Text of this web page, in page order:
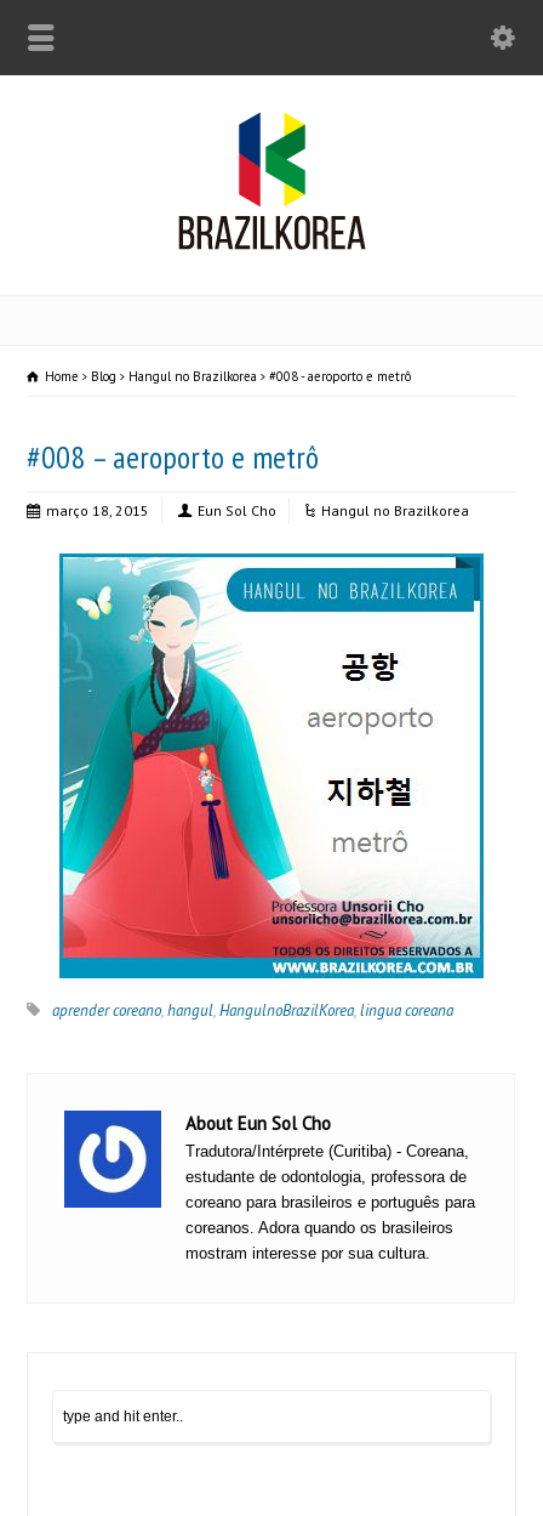
Home Blog Hangul no Brazilkorea #008 - aeroporto e metrô
#008 – aeroporto e metrô
março 18, 2015 Eun Sol Cho Hangul no Brazilkorea
aprender coreano,hangul,HangulnoBrazilKorea,lingua coreana
About Eun Sol Cho
Tradutora/Intérprete (Curitiba) - Coreana,
estudante de odontologia, professora de
coreano para brasileiros e português para
coreanos. Adora quando os brasileiros
mostram interesse por sua cultura.